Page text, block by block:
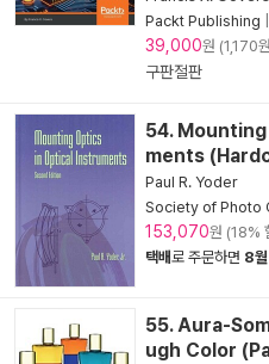
Packt Publishing
39,000원 (1,170
구판절판
54.
ments
Paul R. Yoder
Society of Photo
153,070원 (18%
택배로 주문하면 8
55. Aura-
ugh Color